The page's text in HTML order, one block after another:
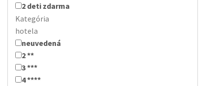
2 deti zdarma
Kategória
hotela
neuvedená
2 **
3 ***
4 ****